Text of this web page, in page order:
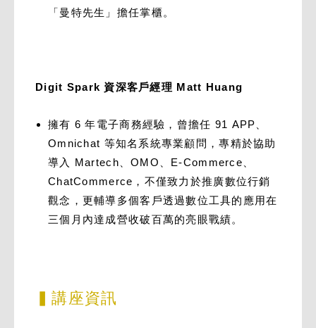
「曼特先生」擔任掌櫃。
Digit Spark 資深客戶經理 Matt Huang
擁有 6 年電子商務經驗，曾擔任 91 APP、
Omnichat 等知名系統專業顧問，專精於協助
導入 Martech、OMO、E-Commerce、
ChatCommerce，不僅致力於推廣數位行銷
觀念，更輔導多個客戶透過數位工具的應用在
三個月內達成營收破百萬的亮眼戰績。
▍講座資訊